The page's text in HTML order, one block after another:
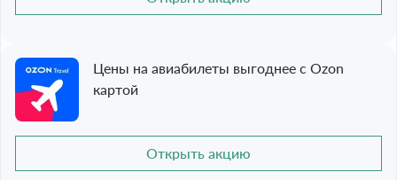
Цены на авиабилеты выгоднее c Ozon
картой
Открыть акцию